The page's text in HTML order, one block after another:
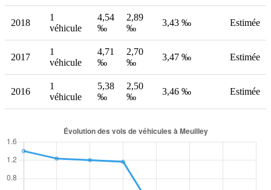
2018
1
véhicule
4,54
‰
2,89
‰
3,43 ‰ Estimée
2017
1
véhicule
4,71
‰
2,70
‰
3,47 ‰ Estimée
2016
1
véhicule
5,38
‰
2,50
‰
3,46 ‰ Estimée